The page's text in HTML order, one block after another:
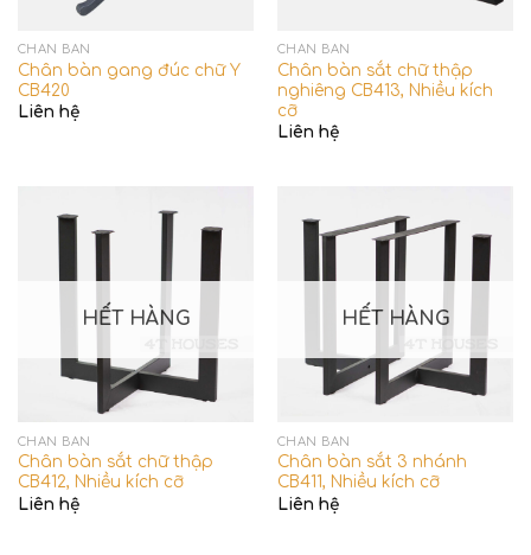
CHÂN BÀN
Chân bàn gang đúc chữ Y
CB420
Liên hệ
CHÂN BÀN
Chân bàn sắt chữ thập
nghiêng CB413, Nhiều kích
cỡ
Liên hệ
HẾT HÀNG
CHÂN BÀN
Chân bàn sắt chữ thập
CB412, Nhiều kích cỡ
Liên hệ
HẾT HÀNG
CHÂN BÀN
Chân bàn sắt 3 nhánh
CB411, Nhiều kích cỡ
Liên hệ